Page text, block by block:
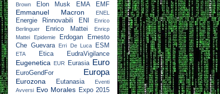
Brown
Elon Musk EMA EMF
Emmanuel Macron ENEL
Energie Rinnovabili ENI
Enrico
Berlinguer
Enrico Mattei
Enricp
Mattei
Epidemie Erdogan
Ernesto
Che Guevara
Erri De Luca ESM
ETA Etica EudraVigilance
Eugenetica EUR Eurasia Euro
EuroGendFor Europa
Eurozona Eutanasia
Eventi
Avversi Evo Morales Expo 2015